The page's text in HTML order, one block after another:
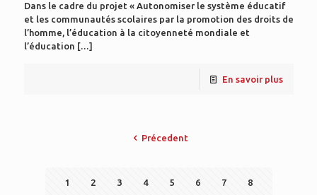
Dans le cadre du projet « Autonomiser le système éducatif
et les communautés scolaires par la promotion des droits de
l’homme, l’éducation à la citoyenneté mondiale et
l’éducation […]
En savoir plus
Précedent
1 2 3 4 5 6 7 8